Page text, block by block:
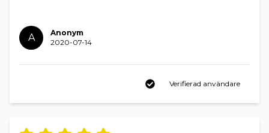
A
Anonym
2020-07-14
Verifierad användare